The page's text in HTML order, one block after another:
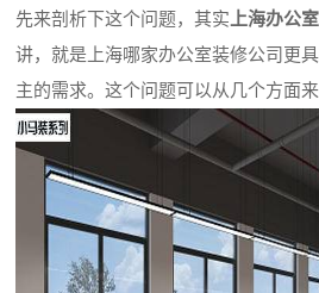
先来剖析下这个问题，其实上海办公
讲，就是上海哪家办公室装修公司更
主的需求。这个问题可以从几个方面来